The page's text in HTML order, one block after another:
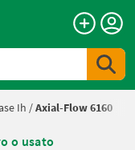
Ih /Axial-Flow 6160
o usato